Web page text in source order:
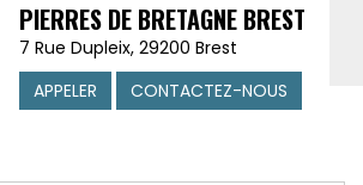
PIERRES DE BRETAGNE BREST
7 Rue Dupleix, 29200 Brest
APPELER
CONTACTEZ-NOUS